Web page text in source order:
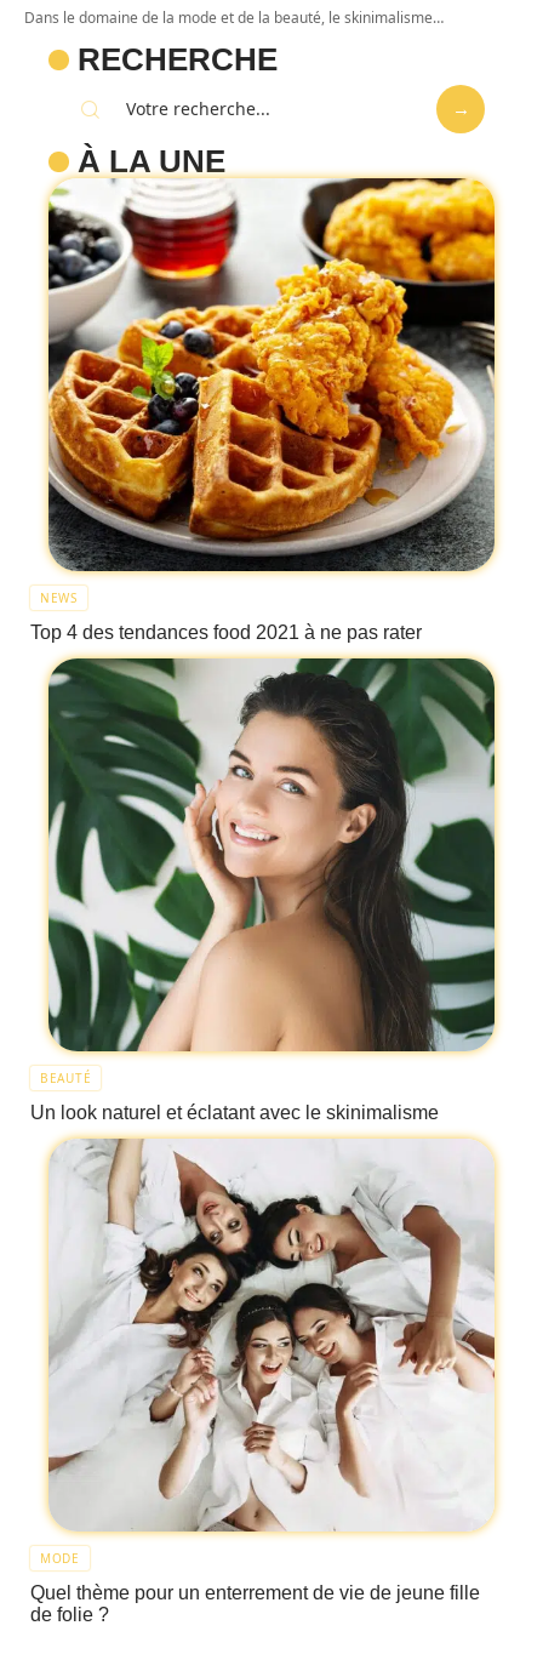
Dans le domaine de la mode et de la beauté, le skinimalisme…
RECHERCHE
À LA UNE
NEWS
Top 4 des tendances food 2021 à ne pas rater
BEAUTÉ
Un look naturel et éclatant avec le skinimalisme
MODE
Quel thème pour un enterrement de vie de jeune fille
de folie ?